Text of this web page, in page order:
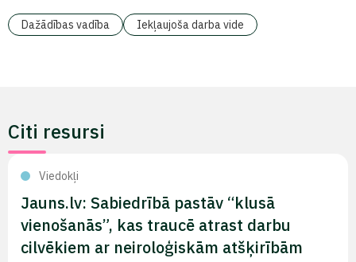
Dažādības vadība Iekļaujoša darba vide
Citi resursi
Viedokļi
Jauns.lv: Sabiedrībā pastāv “klusā
vienošanās”, kas traucē atrast darbu
cilvēkiem ar neiroloģiskām atšķirībām